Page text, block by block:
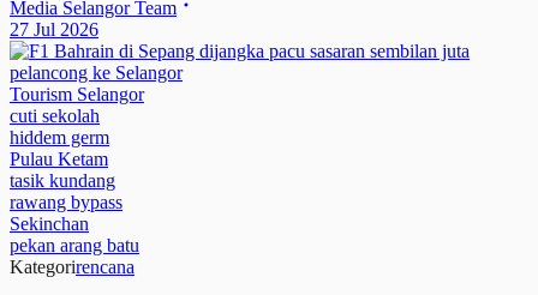
Media Selangor Team
27 Jul 2026
Tourism Selangor
cuti sekolah
hiddem germ
Pulau Ketam
tasik kundang
rawang bypass
Sekinchan
pekan arang batu
Kategorirencana